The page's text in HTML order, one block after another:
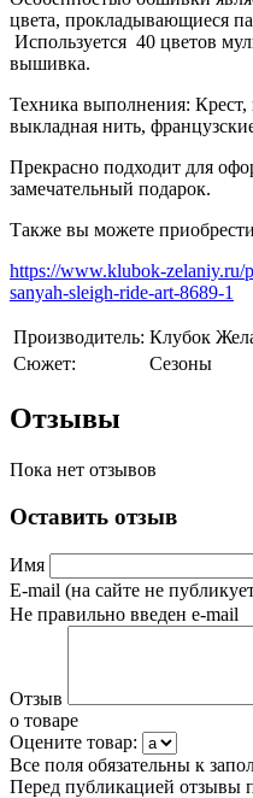
цвета, прокладывающиеся
Используется 40 цветов
вышивка.
Техника выполнения: Крест,
выкладная нить,
Прекрасно подходит для
замечательный подарок.
Также вы можете
https://www.klubok-zelaniy.ru/
sanyah-sleigh-ride-art-8689-1
Производитель: Клубок
Сюжет:
Сезоны
Отзывы
Пока нет отзывов
Оставить отзыв
Имя
E-mail (на сайте не
Не правильно введен e-mail
Отзыв
о товаре
Оцените товар:
Все поля обязательны к
Перед публикацией отзывы